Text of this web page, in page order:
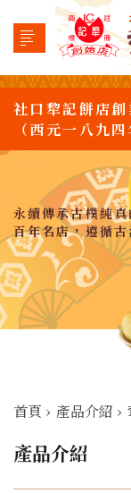
社口犂記餅店
（西元一八九四
永續傳承古樸純真
百年名店，遵循
首頁 › 產品介紹 ›
產品介紹